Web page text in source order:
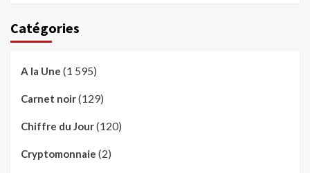
Catégories
A la Une (1 595)
Carnet noir(129)
Chiffre du Jour(120)
Cryptomonnaie (2)